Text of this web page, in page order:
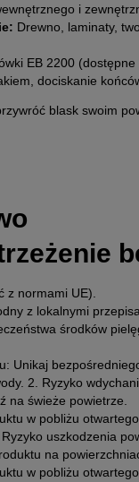
i
Drewno, laminaty,
EB 2200 (dostępne
dociskanie
blask swoim
z normami UE).
z lokalnymi
środków
Unikaj
2. Ryzyko
na świeże powietrze.
w pobliżu
Ryzyko uszkodzenia
na
w pobliżu